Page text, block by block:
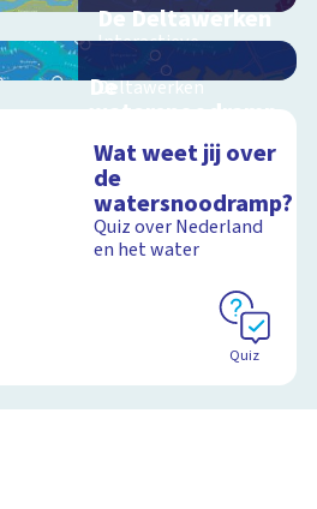
De Deltawerken
Interactieve
schoolplaat over de
Deltawerken
De
watersnoodramp
van 1953
Interactieve
schoolplaat over de
watersnoodramp
Schoolplaat
Wat weet jij over
de
watersnoodramp?
Quiz over Nederland
en het water
Quiz